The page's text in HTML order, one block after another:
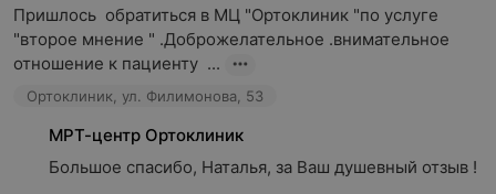
Пришлось  обратиться в МЦ "Ортоклиник "по услуге
"второе мнение " .Доброжелательное .внимательное
отношение к пациенту  ...
Ортоклиник, ул. Филимонова, 53
МРТ-центр Ортоклиник
Большое спасибо, Наталья, за Ваш душевный отзыв !